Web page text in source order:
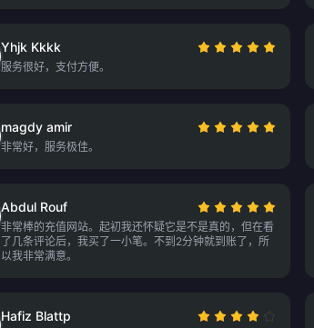
Yhjk Kkkk
服务很好，支付方便。
magdy amir
非常好，服务极佳。
Abdul Rouf
非常棒的充值网站。起初我还怀疑它是不是真的，但在看
了几条评论后，我买了一小笔。不到2分钟就到账了，所
以我非常满意。
Hafiz Blattp